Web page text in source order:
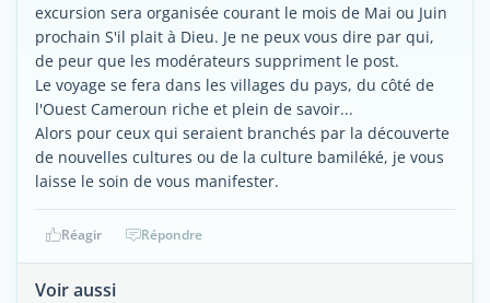
excursion sera organisée courant le mois de Mai ou Juin
prochain S'il plait à Dieu. Je ne peux vous dire par qui,
de peur que les modérateurs suppriment le post.
Le voyage se fera dans les villages du pays, du côté de
l'Ouest Cameroun riche et plein de savoir...
Alors pour ceux qui seraient branchés par la découverte
de nouvelles cultures ou de la culture bamiléké, je vous
laisse le soin de vous manifester.
Réagir Répondre
Voir aussi